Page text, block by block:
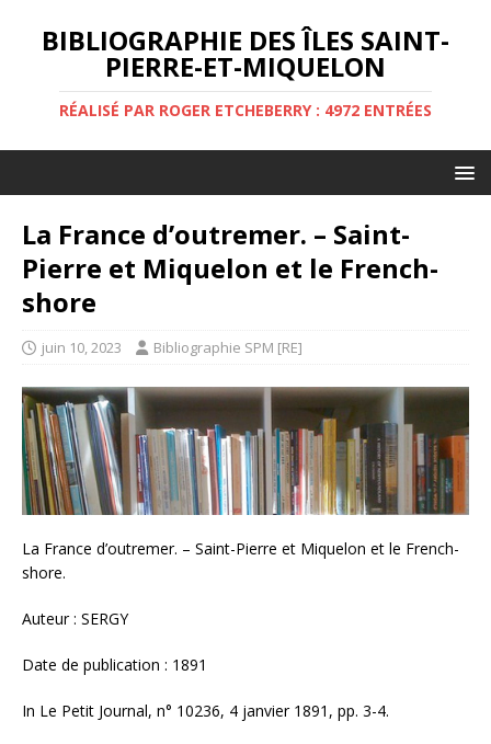
BIBLIOGRAPHIE DES ÎLES SAINT-
PIERRE-ET-MIQUELON
RÉALISÉ PAR ROGER ETCHEBERRY : 4972 ENTRÉES
La France d’outremer. – Saint-
Pierre et Miquelon et le French-
shore
juin 10, 2023 Bibliographie SPM [RE]
La France d’outremer. – Saint-Pierre et Miquelon et le French-
shore.
Auteur : SERGY
Date de publication : 1891
In Le Petit Journal, n° 10236, 4 janvier 1891, pp. 3-4.